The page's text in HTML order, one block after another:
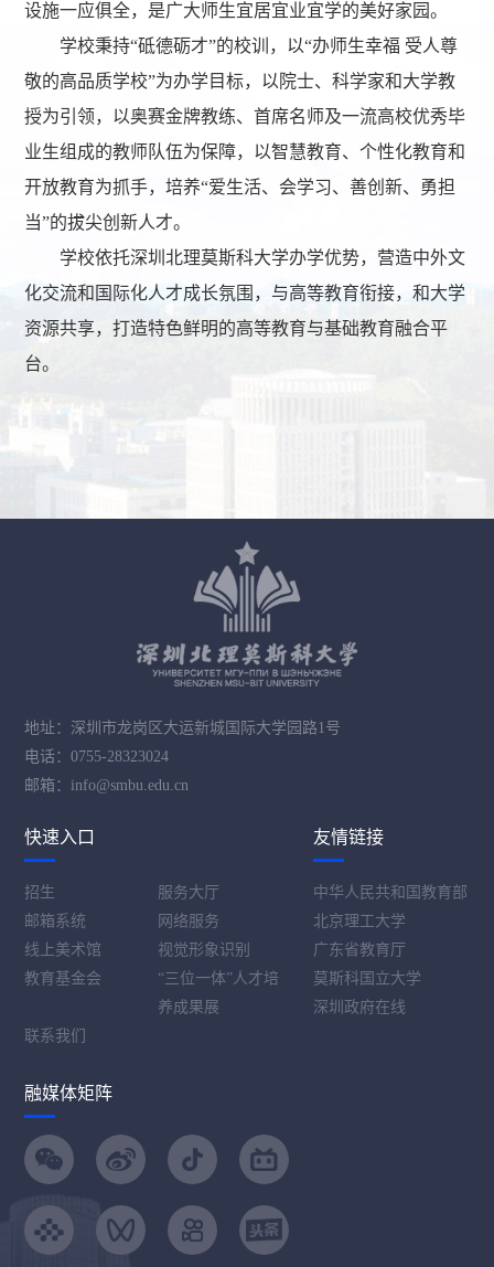
设施一应俱全，是广大师生宜居宜业宜学的美好家园。
学校秉持“砥德砺才”的校训，以“办师生幸福 受人尊
敬的高品质学校”为办学目标，以院士、科学家和大学教
授为引领，以奥赛金牌教练、首席名师及一流高校优秀毕
业生组成的教师队伍为保障，以智慧教育、个性化教育和
开放教育为抓手，培养“爱生活、会学习、善创新、勇担
当”的拔尖创新人才。
学校依托深圳北理莫斯科大学办学优势，营造中外文
化交流和国际化人才成长氛围，与高等教育衔接，和大学
资源共享，打造特色鲜明的高等教育与基础教育融合平
台。
地址：深圳市龙岗区大运新城国际大学园路1号
电话：0755-28323024
邮箱：info@smbu.edu.cn
快速入口
招生
服务大厅
邮箱系统
网络服务
线上美术馆
视觉形象识别
教育基金会
“三位一体”人才培
养成果展
联系我们
友情链接
中华人民共和国教育部
北京理工大学
广东省教育厅
莫斯科国立大学
深圳政府在线
融媒体矩阵